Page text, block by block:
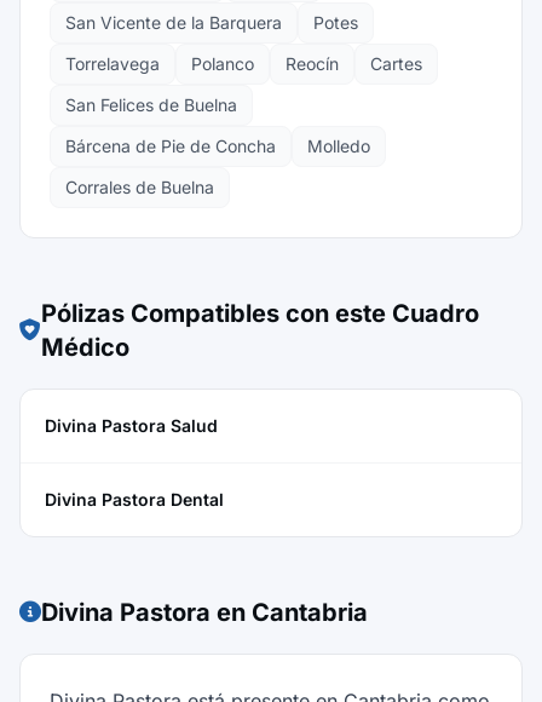
San Vicente de la Barquera
Potes
Torrelavega
Polanco Reocín
Cartes
San Felices de Buelna
Bárcena de Pie de Concha
Molledo
Corrales de Buelna
Pólizas Compatibles con este Cuadro
Médico
Divina Pastora Salud
Divina Pastora Dental
Divina Pastora en Cantabria